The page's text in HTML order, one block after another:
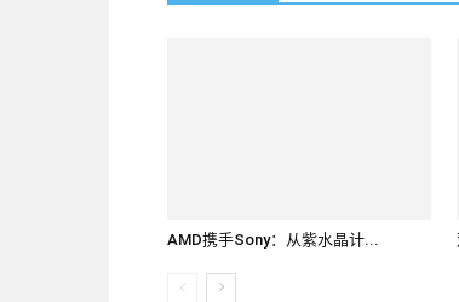
AMD携手Sony：从紫水晶计...